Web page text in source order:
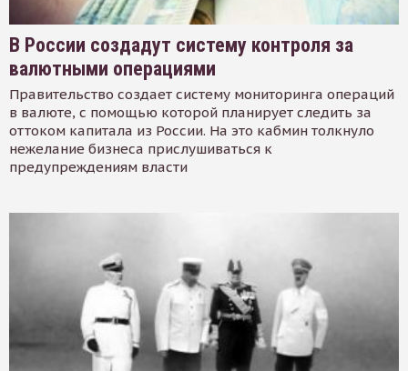
В России создадут систему контроля за
валютными операциями
Правительство создает систему мониторинга операций
в валюте, с помощью которой планирует следить за
оттоком капитала из России. На это кабмин толкнуло
нежелание бизнеса прислушиваться к
предупреждениям власти